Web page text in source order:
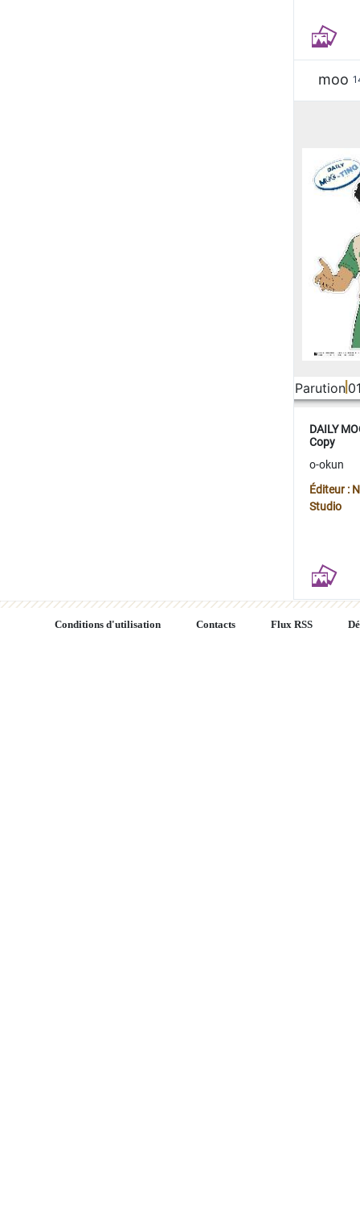
moo
Parution
DAILY
Copy
o-okun
Éditeur :
Studio
Conditions d'utilisation Contacts Flux RSS